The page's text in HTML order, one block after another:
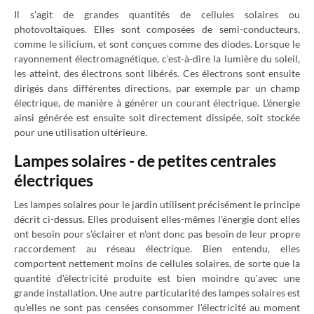
Il s'agit de grandes quantités de cellules solaires ou
photovoltaïques. Elles sont composées de semi-conducteurs,
comme le silicium, et sont conçues comme des diodes. Lorsque le
rayonnement électromagnétique, c'est-à-dire la lumière du soleil,
les atteint, des électrons sont libérés. Ces électrons sont ensuite
dirigés dans différentes directions, par exemple par un champ
électrique, de manière à générer un courant électrique. L'énergie
ainsi générée est ensuite soit directement dissipée, soit stockée
pour une utilisation ultérieure.
Lampes solaires - de petites centrales
électriques
Les lampes solaires pour le jardin utilisent précisément le principe
décrit ci-dessus. Elles produisent elles-mêmes l'énergie dont elles
ont besoin pour s'éclairer et n'ont donc pas besoin de leur propre
raccordement au réseau électrique. Bien entendu, elles
comportent nettement moins de cellules solaires, de sorte que la
quantité d'électricité produite est bien moindre qu'avec une
grande installation. Une autre particularité des lampes solaires est
qu'elles ne sont pas censées consommer l'électricité au moment